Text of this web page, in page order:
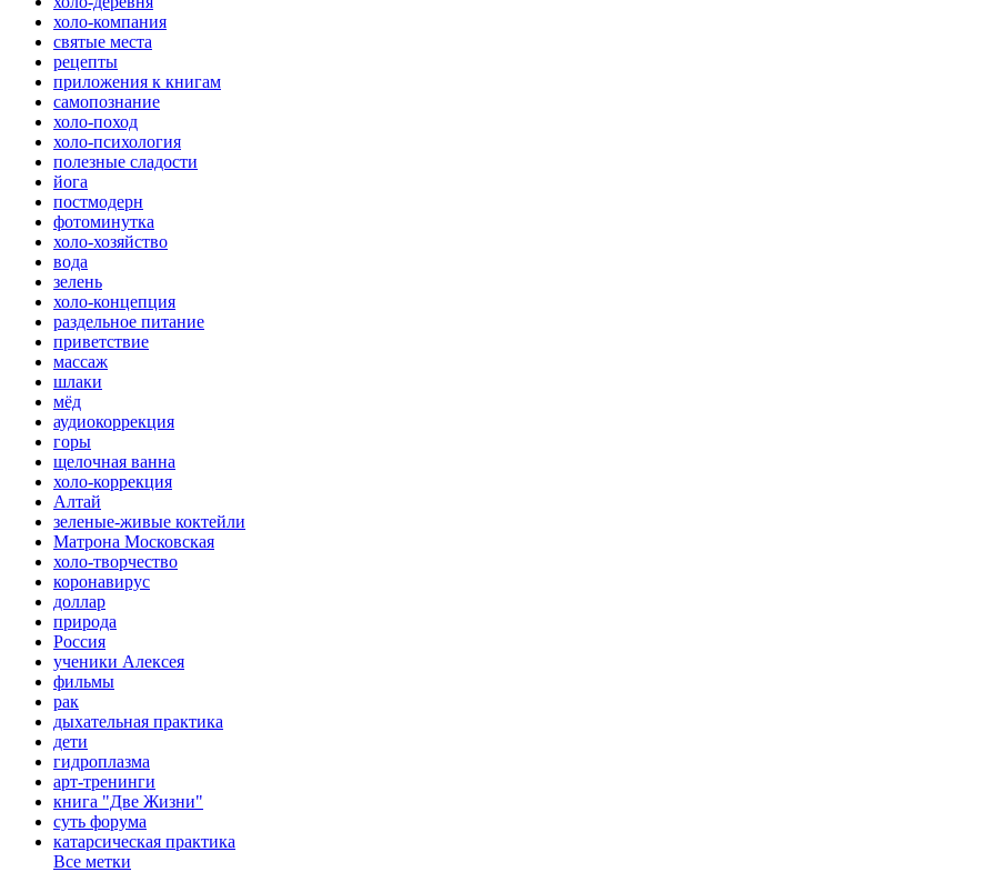
холо-компания
святые места
рецепты
приложения к книгам
самопознание
холо-поход
холо-психология
полезные сладости
йога
постмодерн
фотоминутка
холо-хозяйство
вода
зелень
холо-концепция
раздельное питание
приветствие
массаж
шлаки
мёд
аудиокоррекция
горы
щелочная ванна
холо-коррекция
Алтай
зеленые-живые коктейли
Матрона Московская
холо-творчество
коронавирус
доллар
природа
Россия
ученики Алексея
фильмы
рак
дыхательная практика
дети
гидроплазма
арт-тренинги
книга "Две Жизни"
суть форума
катарсическая практика
Все метки